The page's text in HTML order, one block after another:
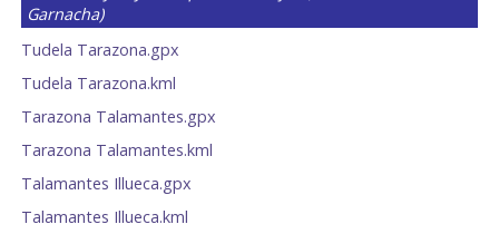
Garnacha)
Tudela Tarazona.gpx
Tudela Tarazona.kml
Tarazona Talamantes.gpx
Tarazona Talamantes.kml
Talamantes Illueca.gpx
Talamantes Illueca.kml